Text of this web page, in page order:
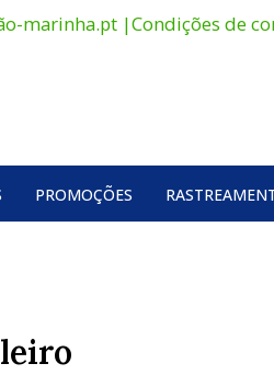
marinha.pt |Condições de
PROMOÇÕES